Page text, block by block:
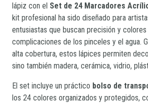
lápiz con el Set de 24 Marcadores
kit profesional ha sido diseñado para
entusiastas que buscan precisión y
complicaciones de los pinceles y el agua.
alta cobertura, estos lápices permiten
sino también madera, cerámica, vidrio,
El set incluye un práctico bolso de
los 24 colores organizados y protegidos,